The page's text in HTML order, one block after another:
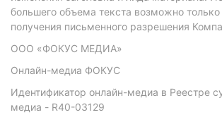
большего объема текста возможно
получения письменного разрешения
ООО «ФОКУС МЕДИА»
Онлайн-медиа ФОКУС
Идентификатор онлайн-медиа в Реестре
медиа - R40-03129